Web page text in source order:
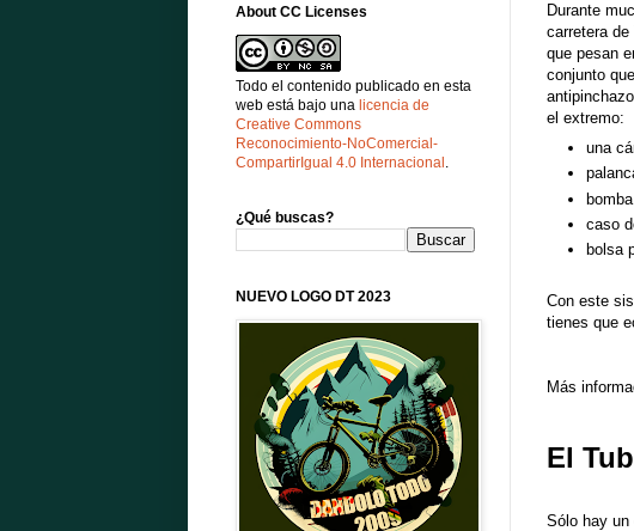
Durante
carretera
que pesan
conjunto
el extremo:
una
caso
bolsa
Con este
tienes que
Más
El
Sólo hay un
About CC Licenses
Todo el contenido publicado en esta
web está bajo una licencia de
Creative Commons
Reconocimiento-NoComercial-
CompartirIgual 4.0 Internacional .
¿Qué buscas?
NUEVO LOGO DT 2023